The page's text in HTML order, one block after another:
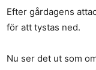
Efter gårdagens
för att tystas ned.
Nu ser det ut som